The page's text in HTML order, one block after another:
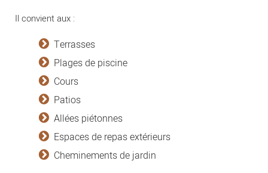
Il convient aux :
Terrasses
Plages de piscine
Cours
Patios
Allées piétonnes
Espaces de repas extérieurs
Cheminements de jardin